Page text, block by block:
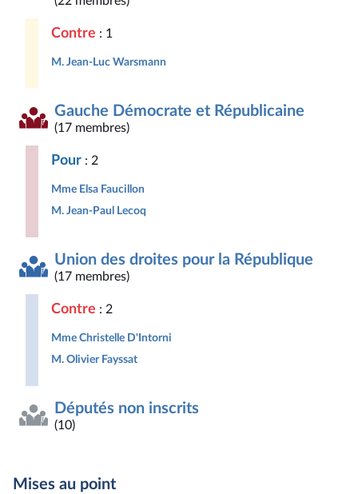
Contre : 1
M. Jean-Luc Warsmann
Gauche Démocrate et Républicaine
(17 membres)
Pour : 2
Mme Elsa Faucillon
M. Jean-Paul Lecoq
Union des droites pour la République
(17 membres)
Contre : 2
Mme Christelle D'Intorni
M. Olivier Fayssat
Députés non inscrits
(10)
Mises au point